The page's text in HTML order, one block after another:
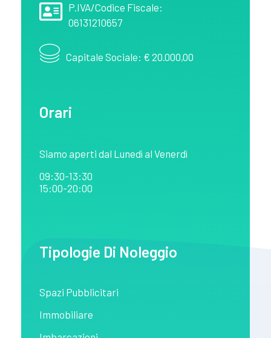
P.IVA/Codice Fiscale:
06131210657
Capitale Sociale: € 20.000,00
Orari
Siamo aperti dal Lunedì al Venerdì
09:30-13:30
15:00-20:00
Tipologie Di Noleggio
Spazi Pubblicitari
Immobiliare